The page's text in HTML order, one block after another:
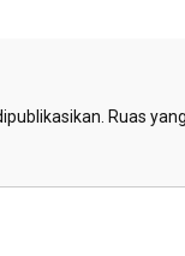
Ruas